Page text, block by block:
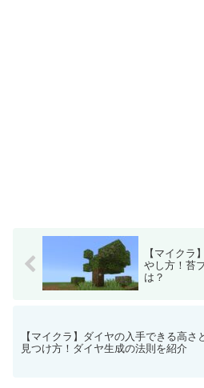
【マイク
やし方！苔
は？
【マイクラ】ダイヤの入手できる高さ
見つけ方！ダイヤ生成の法則を紹介